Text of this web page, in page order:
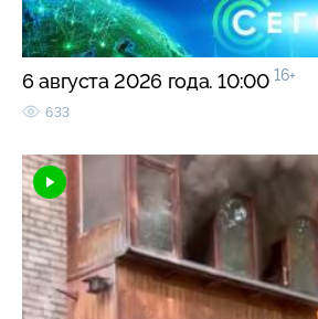
6 августа 2026 года. 10:00 16+
633